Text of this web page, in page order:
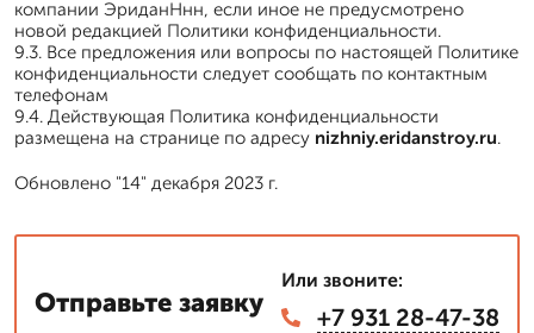
компании ЭриданНнн, если иное не предусмотрено
новой редакцией Политики конфиденциальности.
9.3. Все предложения или вопросы по настоящей Политике
конфиденциальности следует сообщать по контактным
телефонам
9.4. Действующая Политика конфиденциальности
размещена на странице по адресу nizhniy.eridanstroy.ru.
Обновлено "14" декабря 2023 г.
Отправьте заявку
Или звоните:
+7 931 28-47-38